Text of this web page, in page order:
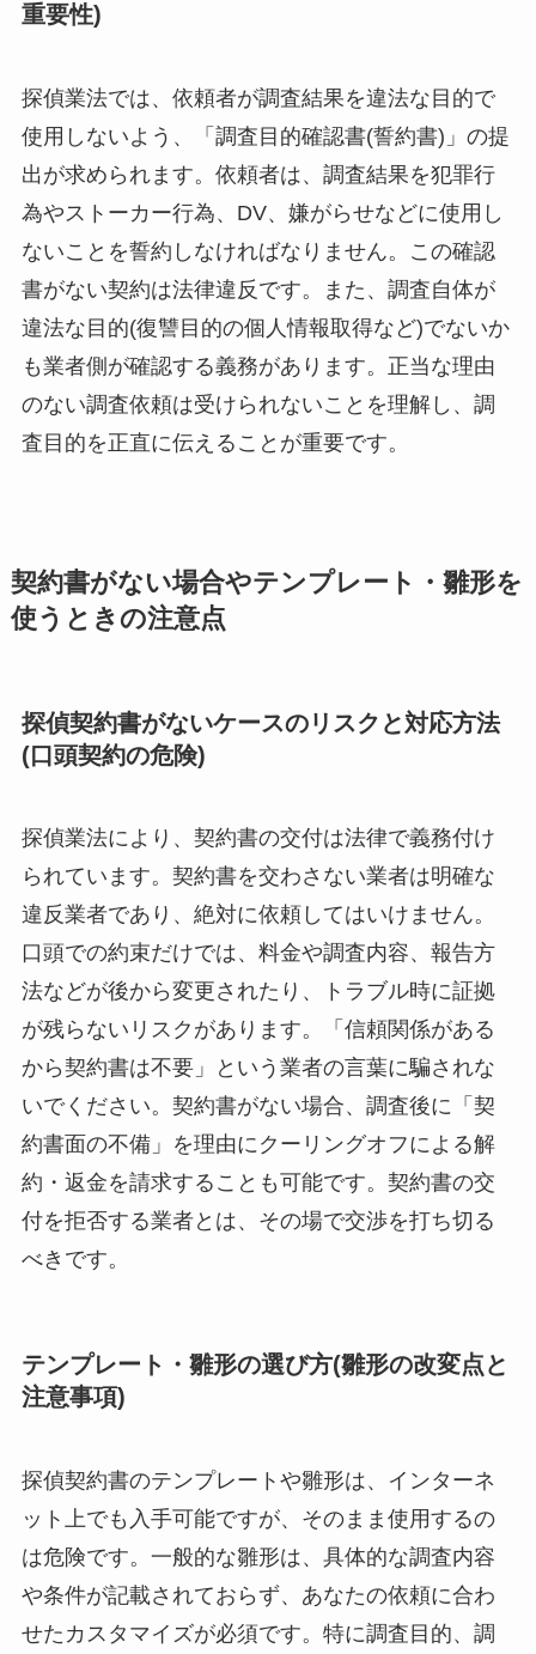
重要性)
探偵業法では、依頼者が調査結果を違法な目的で
使用しないよう、「調査目的確認書(誓約書)」の提
出が求められます。依頼者は、調査結果を犯罪行
為やストーカー行為、DV、嫌がらせなどに使用し
ないことを誓約しなければなりません。この確認
書がない契約は法律違反です。また、調査自体が
違法な目的(復讐目的の個人情報取得など)でないか
も業者側が確認する義務があります。正当な理由
のない調査依頼は受けられないことを理解し、調
査目的を正直に伝えることが重要です。
契約書がない場合やテンプレート・雛形を
使うときの注意点
探偵契約書がないケースのリスクと対応方法
(口頭契約の危険)
探偵業法により、契約書の交付は法律で義務付け
られています。契約書を交わさない業者は明確な
違反業者であり、絶対に依頼してはいけません。
口頭での約束だけでは、料金や調査内容、報告方
法などが後から変更されたり、トラブル時に証拠
が残らないリスクがあります。「信頼関係がある
から契約書は不要」という業者の言葉に騙されな
いでください。契約書がない場合、調査後に「契
約書面の不備」を理由にクーリングオフによる解
約・返金を請求することも可能です。契約書の交
付を拒否する業者とは、その場で交渉を打ち切る
べきです。
テンプレート・雛形の選び方(雛形の改変点と
注意事項)
探偵契約書のテンプレートや雛形は、インターネ
ット上でも入手可能ですが、そのまま使用するの
は危険です。一般的な雛形は、具体的な調査内容
や条件が記載されておらず、あなたの依頼に合わ
せたカスタマイズが必須です。特に調査目的、調